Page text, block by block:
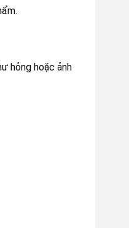
hỏng hoặc ảnh